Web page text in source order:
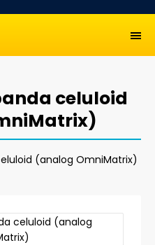
celuloid
(analog OmniMatrix)